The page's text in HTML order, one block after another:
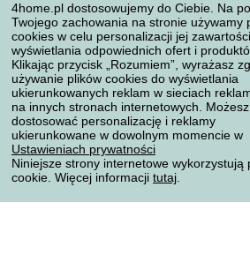
4home.pl dostosowujemy do Ciebie. Na
Twojego zachowania na stronie używamy
cookies w celu personalizacji jej
wyświetlania odpowiednich ofert i
Klikając przycisk „Rozumiem”, wyrażasz
używanie plików cookies do wyświetlania
ukierunkowanych reklam w sieciach
na innych stronach internetowych. Możesz
dostosować personalizację i reklamy
ukierunkowane w dowolnym momencie w
Ustawieniach prywatności
Niniejsze strony internetowe wykorzystują
cookie. Więcej informacji tutaj
Sposoby transportu
Metody płatności
Niezawodny sklep